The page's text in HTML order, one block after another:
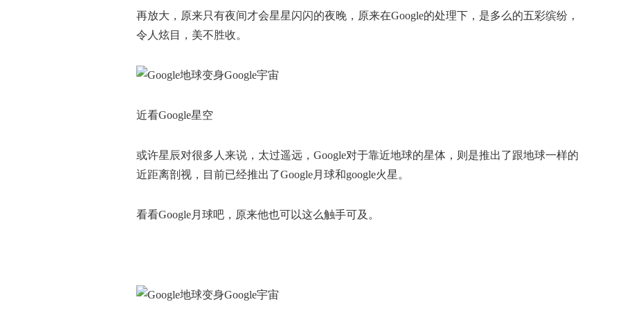
再放大，原来只有夜间才会星星闪闪的夜晚，原来在Google的处理下，是多么的五彩缤纷，
令人炫目，美不胜收。
近看Google星空
或许星辰对很多人来说，太过遥远，Google对于靠近地球的星体，则是推出了跟地球一样的
近距离剖视，目前已经推出了Google月球和google火星。
看看Google月球吧，原来他也可以这么触手可及。